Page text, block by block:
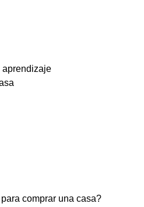
aprendizaje
comprar una casa?